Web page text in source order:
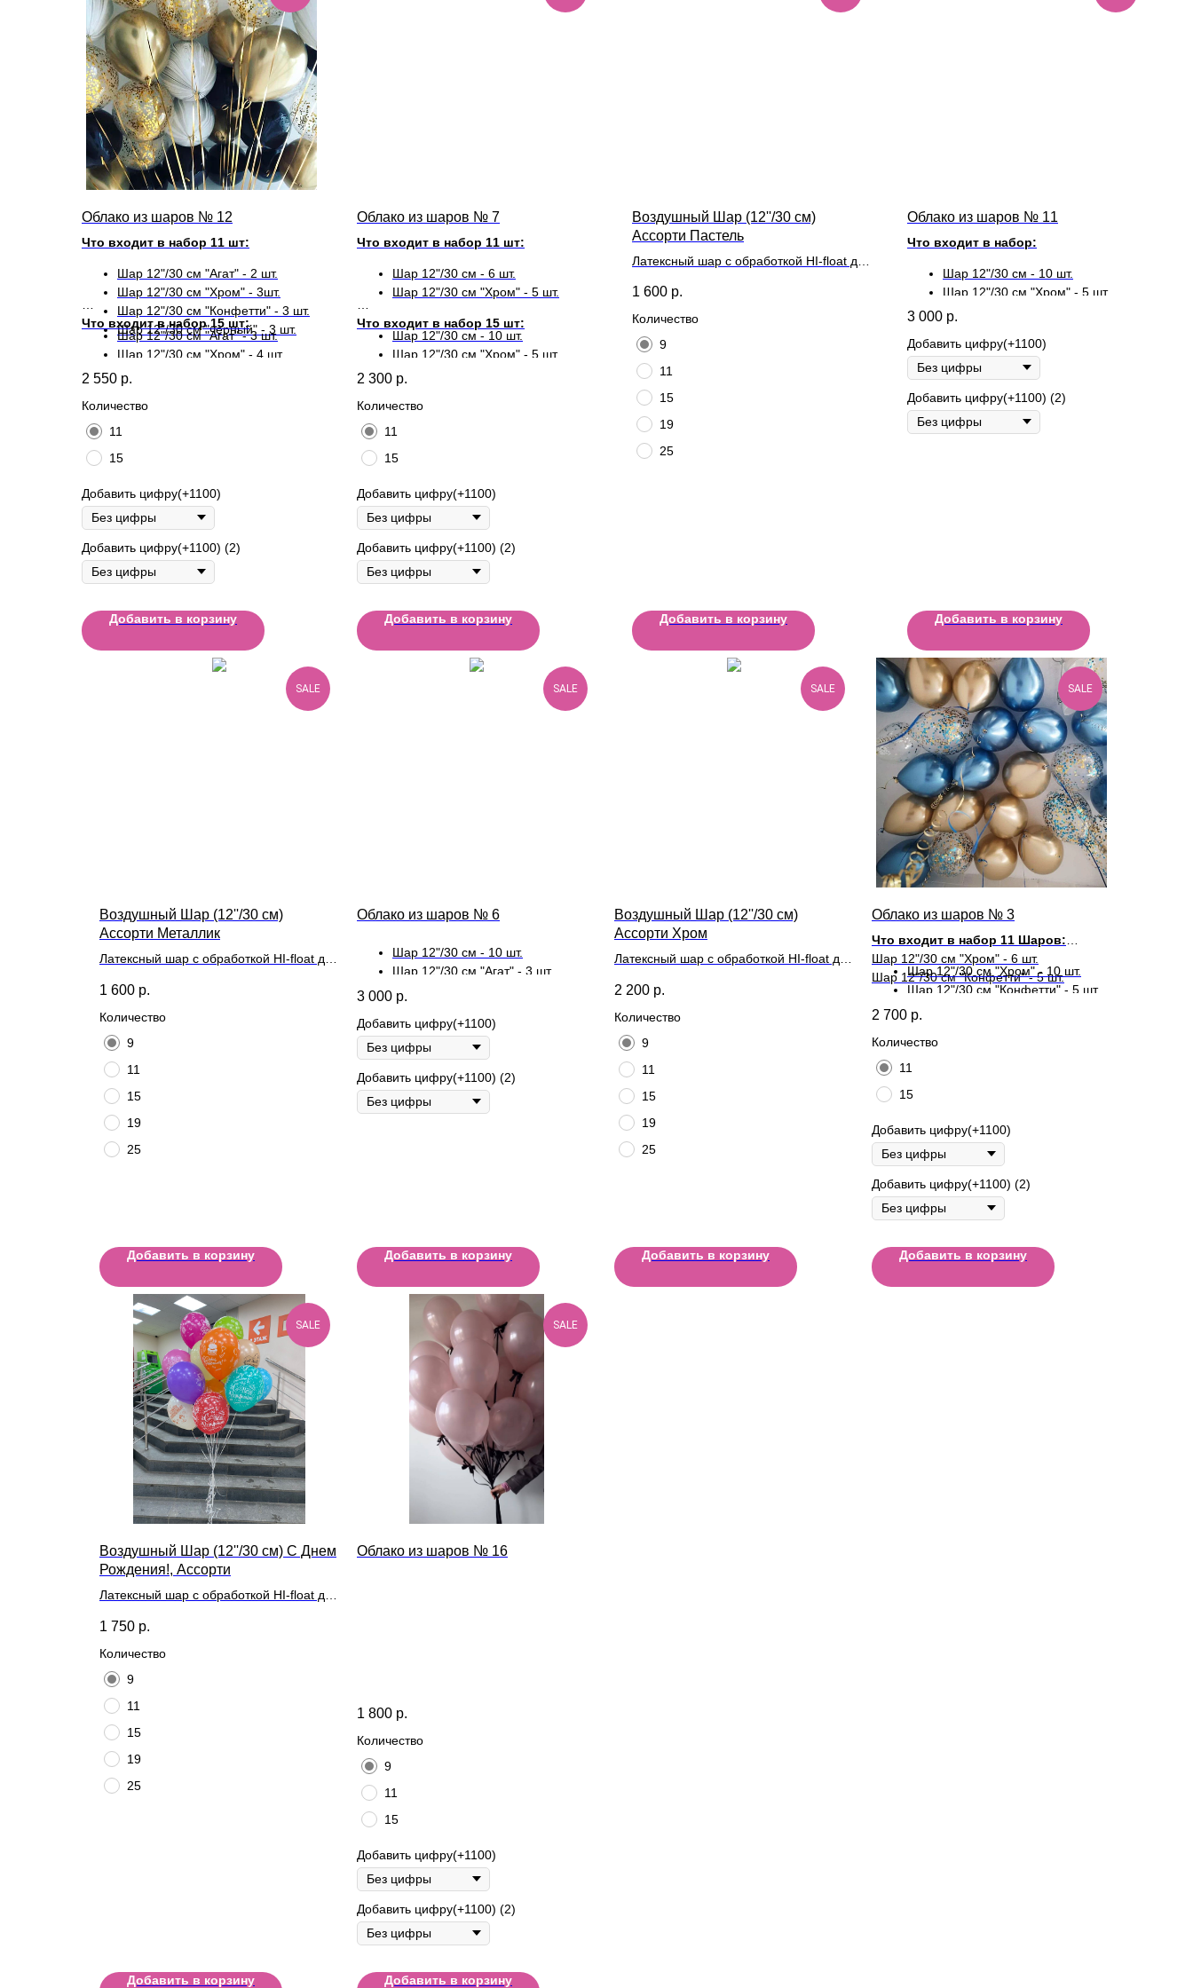
Облако из шаров № 12
Что входит в набор 11 шт:
Шар 12"/30 см "Агат" - 2 шт.
Шар 12"/30 см "Хром" - 3шт.
Шар 12"/30 см "Конфетти" - 3 шт.
Шар 12"/30 см "черный" - 3 шт.
Что входит в набор 15 шт:
Шар 12"/30 см "Агат" - 3 шт.
Шар 12"/30 см "Хром" - 4 шт.
Шар 12"/30 см "Конфетти" - 4 шт.
2 550 р.
Количество
11
15
Добавить цифру(+1100)
Добавить цифру(+1100) (2)
Добавить в корзину
Облако из шаров № 7
Что входит в набор 11 шт:
Шар 12"/30 см - 6 шт.
Шар 12"/30 см "Хром" - 5 шт.
Что входит в набор 15 шт:
Шар 12"/30 см - 10 шт.
Шар 12"/30 см "Хром" - 5 шт.
2 300 р.
Количество
11
15
Добавить цифру(+1100)
Добавить цифру(+1100) (2)
Добавить в корзину
Воздушный Шар (12''/30 см)
Ассорти Пастель
Латексный шар с обработкой HI-float для
1 600 р.
Количество
9
11
15
19
25
Добавить в корзину
Облако из шаров № 11
Что входит в набор:
Шар 12"/30 см - 10 шт.
Шар 12"/30 см "Хром" - 5 шт.
3 000 р.
Добавить цифру(+1100)
Добавить цифру(+1100) (2)
Добавить в корзину
SALE
Воздушный Шар (12''/30 см)
Ассорти Металлик
Латексный шар с обработкой HI-float для
1 600 р.
Количество
9
11
15
19
25
Добавить в корзину
SALE
Облако из шаров № 6
Шар 12"/30 см - 10 шт.
Шар 12"/30 см "Агат" - 3 шт.
Шар 12"/30 см "Конфетти" - 2 шт.
3 000 р.
Добавить цифру(+1100)
Добавить цифру(+1100) (2)
Добавить в корзину
SALE
Воздушный Шар (12''/30 см)
Ассорти Хром
Латексный шар с обработкой HI-float для
2 200 р.
Количество
9
11
15
19
25
Добавить в корзину
SALE
Облако из шаров № 3
Что входит в набор 11 Шаров:
Шар 12"/30 см "Хром" - 6 шт.
Шар 12"/30 см "Конфетти" - 5 шт.
Что входит в набор 15 Шаров:
Шар 12"/30 см "Хром" - 10 шт.
Шар 12"/30 см "Конфетти" - 5 шт.
2 700 р.
Количество
11
15
Добавить цифру(+1100)
Добавить цифру(+1100) (2)
Добавить в корзину
SALE
Воздушный Шар (12''/30 см) С Днем
Рождения!, Ассорти
Латексный шар с обработкой HI-float для
1 750 р.
Количество
9
11
15
19
25
Добавить в корзину
SALE
Облако из шаров № 16
1 800 р.
Количество
9
11
15
Добавить цифру(+1100)
Добавить цифру(+1100) (2)
Добавить в корзину